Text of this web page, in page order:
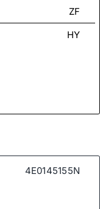
ZF
HY
4E0145155N